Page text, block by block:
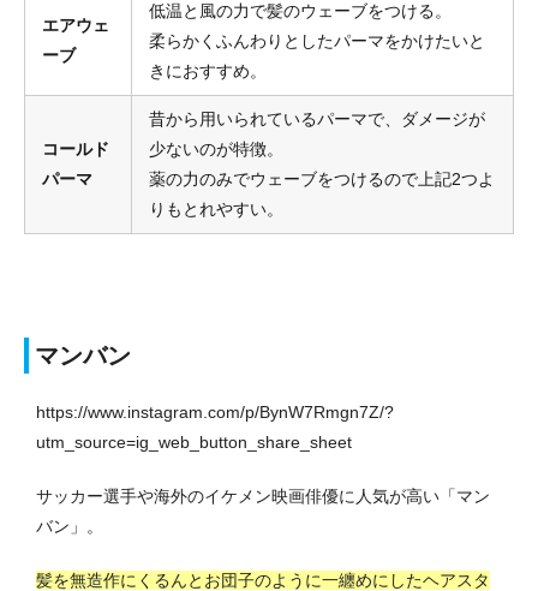
エアウェ
ーブ
低温と風の力で髪のウェーブをつける。
柔らかくふんわりとしたパーマをかけたいと
きにおすすめ。
コールド
パーマ
昔から用いられているパーマで、ダメージが
少ないのが特徴。
薬の力のみでウェーブをつけるので上記2つよ
りもとれやすい。
マンバン
https://www.instagram.com/p/BynW7Rmgn7Z/?
utm_source=ig_web_button_share_sheet
サッカー選手や海外のイケメン映画俳優に人気が高い「マン
バン」。
髪を無造作にくるんとお団子のように一纏めにしたヘアスタ